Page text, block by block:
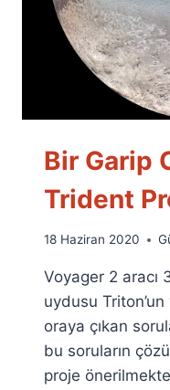
Bir Garip
Trident
By
Fuat
Özyar
18 Haziran 2020
Voyager 2 aracı
uydusu
oraya çıkan
bu soruların
proje